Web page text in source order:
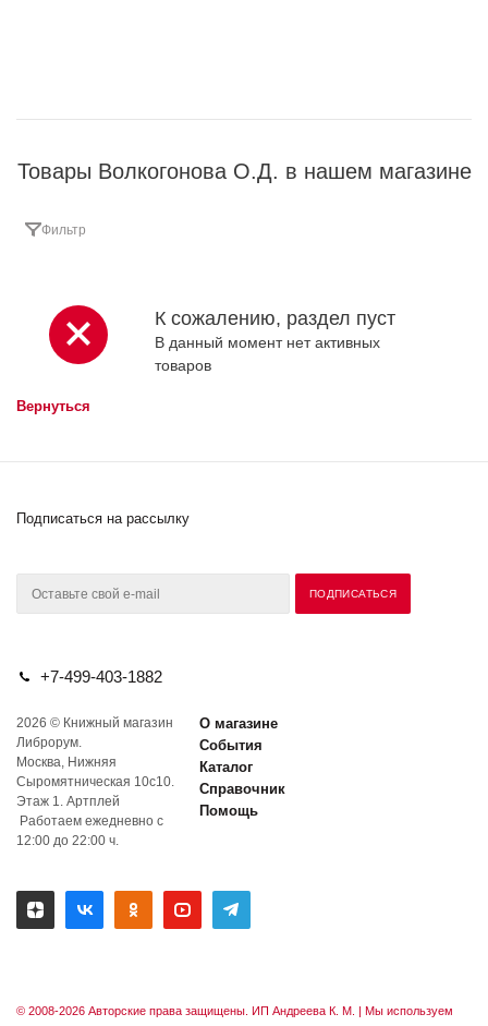
Товары Волкогонова О.Д. в нашем магазине
Фильтр
К сожалению, раздел пуст
В данный момент нет активных
товаров
Вернуться
Подписаться на рассылку
+7-499-403-1882
2026 © Книжный магазин
Либрорум.
Москва, Нижняя
Сыромятническая 10с10.
Этаж 1. Артплей
Работаем ежедневно с
12:00 до 22:00 ч.
О магазине
События
Каталог
Справочник
Помощь
© 2008-2026 Авторские права защищены. ИП Андреева К. М. | Мы используем